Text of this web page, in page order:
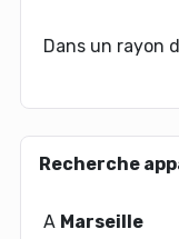
Dans un rayon
Recherche
A Marseille